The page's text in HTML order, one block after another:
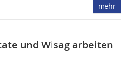
mehr
und Wisag arbeiten